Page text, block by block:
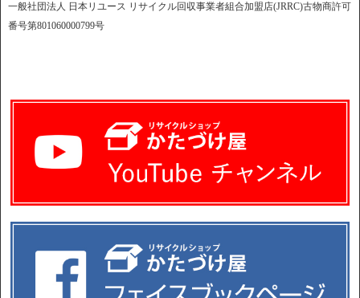
一般社団法人 日本リユース リサイクル回収事業者組合加盟店(JRRC)古物商許可
番号第801060000799号